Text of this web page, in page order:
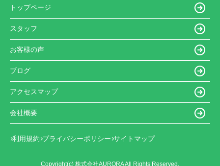
トップページ
スタッフ
お客様の声
ブログ
アクセスマップ
会社概要
利用規約 プライバシーポリシー サイトマップ
Copyright(c) 株式会社AURORA All Rights Reserved.